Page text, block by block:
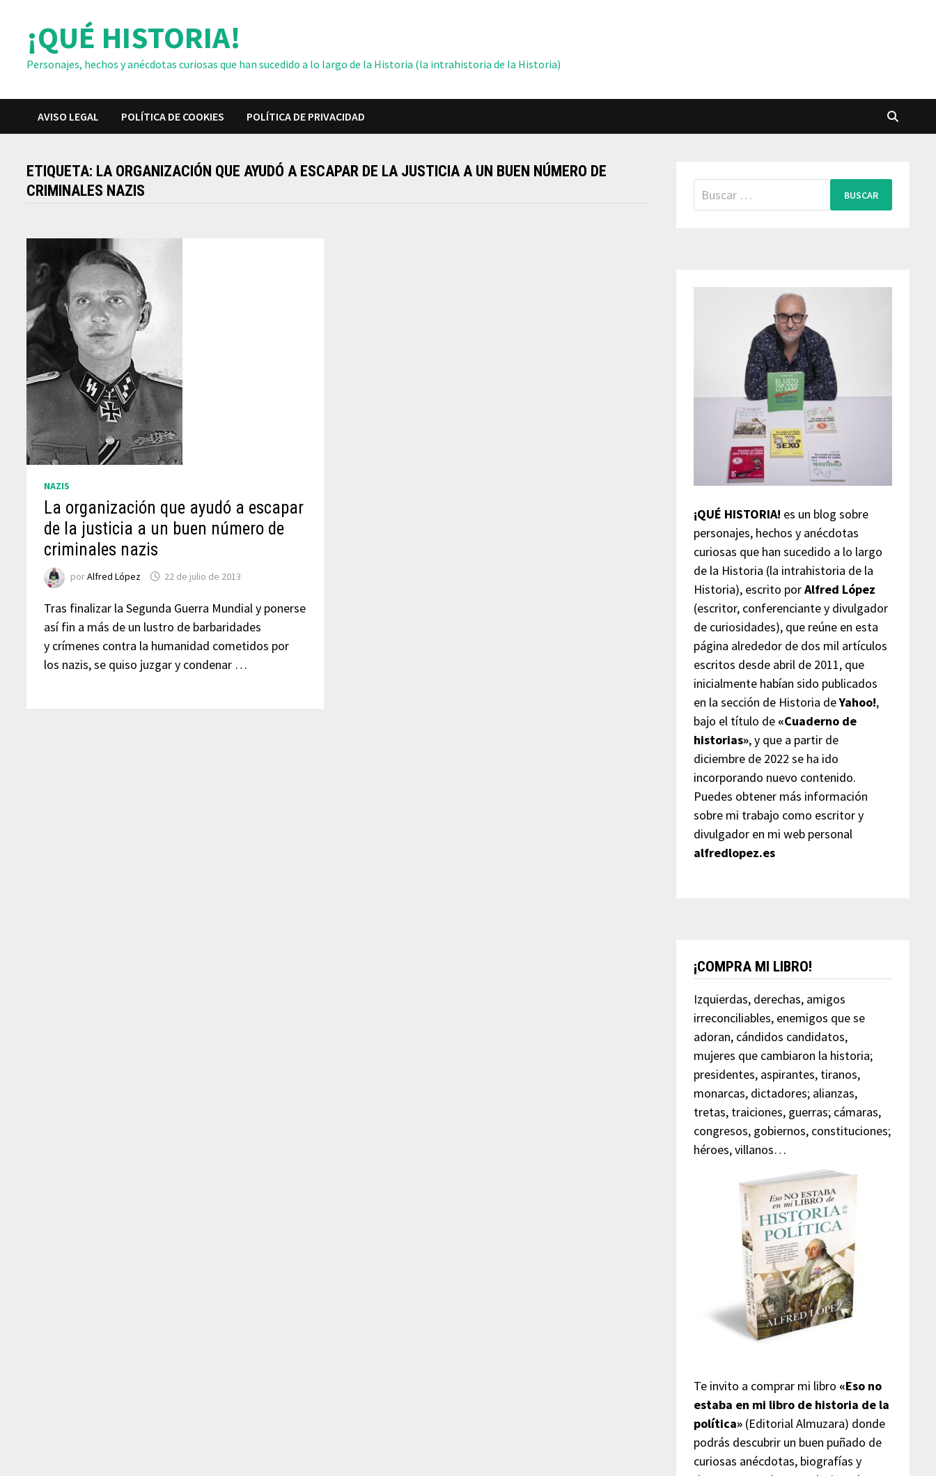
contenido¡QUÉ HISTORIA!
Personajes, hechos y anécdotas curiosas que han sucedido a lo largo de la Historia (la intrahistoria de la Historia)
AVISO LEGAL POLÍTICA DE COOKIES POLÍTICA DE PRIVACIDAD
ETIQUETA: LA ORGANIZACIÓN QUE AYUDÓ A ESCAPAR DE LA JUSTICIA A UN BUEN NÚMERO DE
CRIMINALES NAZIS
NAZIS
La organización que ayudó a escapar
de la justicia a un buen número de
criminales nazis
porAlfred López 22 de julio de 2013
Tras finalizar la Segunda Guerra Mundial y ponerse
así fin a más de un lustro de barbaridades
y crímenes contra la humanidad cometidos por
los nazis, se quiso juzgar y condenar …
Buscar:
¡QUÉ HISTORIA! es un blog sobre
personajes, hechos y anécdotas
curiosas que han sucedido a lo largo
de la Historia (la intrahistoria de la
Historia), escrito porAlfred López
(escritor, conferenciante y divulgador
de curiosidades), que reúne en esta
página alrededor de dos mil artículos
escritos desde abril de 2011, que
inicialmente habían sido publicados
en la sección de Historia deYahoo!,
bajo el título de «Cuaderno de
historias», y que a partir de
diciembre de 2022 se ha ido
incorporando nuevo contenido.
Puedes obtener más información
sobre mi trabajo como escritor y
divulgador en mi web personal
alfredlopez.es
¡COMPRA MI LIBRO!
Izquierdas, derechas, amigos
irreconciliables, enemigos que se
adoran, cándidos candidatos,
mujeres que cambiaron la historia;
presidentes, aspirantes, tiranos,
monarcas, dictadores; alianzas,
tretas, traiciones, guerras; cámaras,
congresos, gobiernos, constituciones;
héroes, villanos…
Te invito a comprar mi libro «Eso no
estaba en mi libro de historia de la
política»(Editorial Almuzara) donde
podrás descubrir un buen puñado de
curiosas anécdotas, biografías y